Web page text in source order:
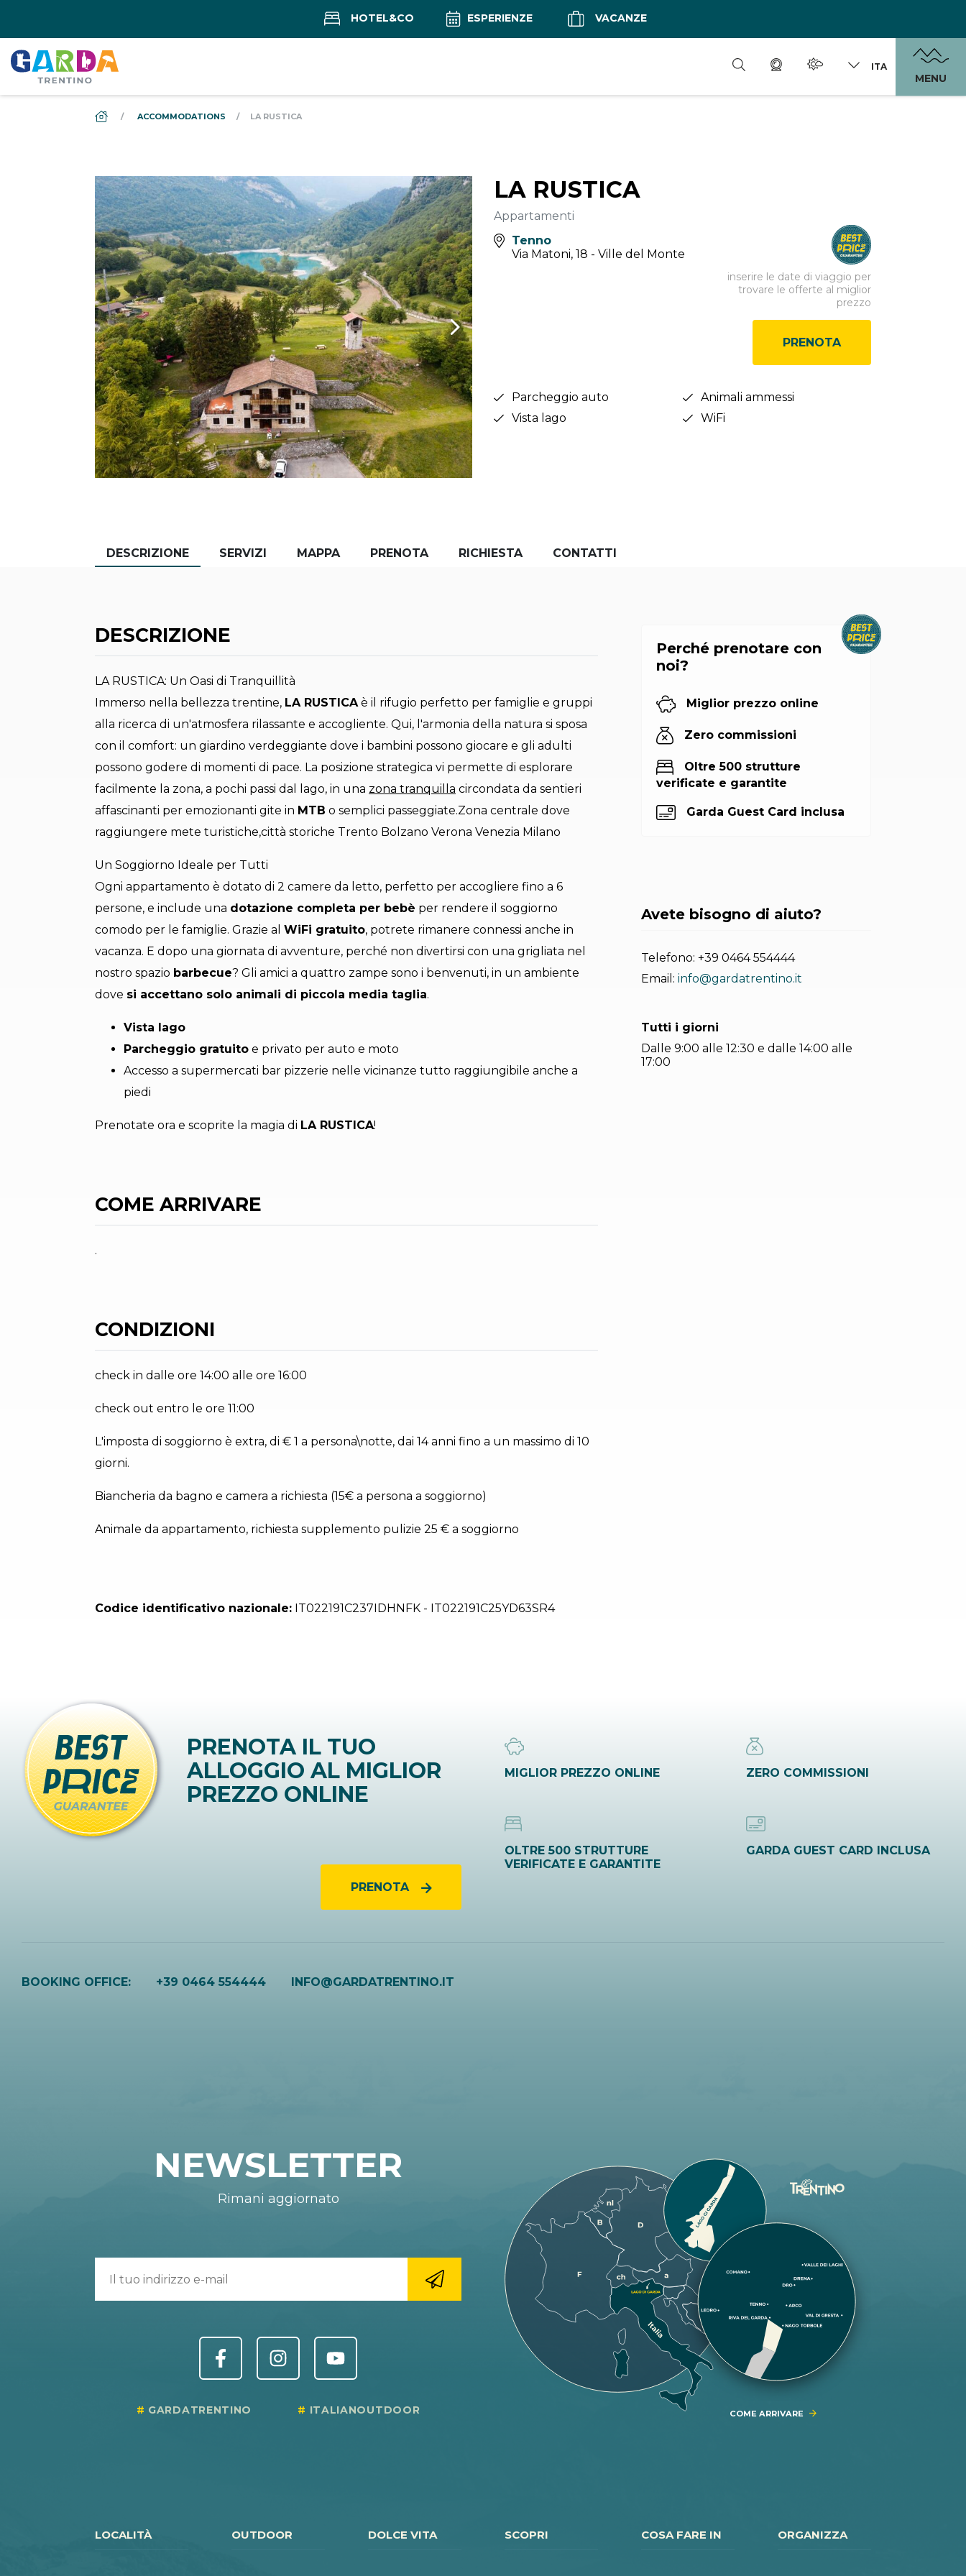
HOTEL&CO ESPERIENZE VACANZE
ITA
MENU
DS_BREADCRUMB.HOME
ACCOMMODATIONS LA RUSTICA
LA RUSTICA
Appartamenti
Tenno
Via Matoni, 18 - Ville del Monte
inserire le date di viaggio per
trovare le offerte al miglior
prezzo
PRENOTA
Parcheggio auto
Animali ammessi
Vista lago
WiFi
DESCRIZIONE SERVIZI MAPPA PRENOTA RICHIESTA CONTATTI
DESCRIZIONE
LA RUSTICA: Un Oasi di Tranquillità
Immerso nella bellezza trentine, LA RUSTICAè il rifugio perfetto per famiglie e gruppi
alla ricerca di un'atmosfera rilassante e accogliente. Qui, l'armonia della natura si sposa
con il comfort: un giardino verdeggiante dove i bambini possono giocare e gli adulti
possono godere di momenti di pace. La posizione strategica vi permette di esplorare
facilmente la zona, a pochi passi dal lago, in una zona tranquilla circondata da sentieri
affascinanti per emozionanti gite in MTB o semplici passeggiate.Zona centrale dove
raggiungere mete turistiche,città storiche Trento Bolzano Verona Venezia Milano
Un Soggiorno Ideale per Tutti
Ogni appartamento è dotato di 2 camere da letto, perfetto per accogliere fino a 6
persone, e include una dotazione completa per bebè per rendere il soggiorno
comodo per le famiglie. Grazie al WiFi gratuito, potrete rimanere connessi anche in
vacanza. E dopo una giornata di avventure, perché non divertirsi con una grigliata nel
nostro spazio barbecue? Gli amici a quattro zampe sono i benvenuti, in un ambiente
dove si accettano solo animali di piccola media taglia.
Vista lago
Parcheggio gratuito e privato per auto e moto
Accesso a supermercati bar pizzerie nelle vicinanze tutto raggiungibile anche a
piedi
Prenotate ora e scoprite la magia di LA RUSTICA!
COME ARRIVARE
.
CONDIZIONI
check in dalle ore 14:00 alle ore 16:00
check out entro le ore 11:00
L'imposta di soggiorno è extra, di € 1 a persona\notte, dai 14 anni fino a un massimo di 10
giorni.
Biancheria da bagno e camera a richiesta (15€ a persona a soggiorno)
Animale da appartamento, richiesta supplemento pulizie 25 € a soggiorno
Codice identificativo nazionale: IT022191C237IDHNFK - IT022191C25YD63SR4
Perché prenotare con
noi?
Miglior prezzo online
Zero commissioni
Oltre 500 strutture
verificate e garantite
Garda Guest Card inclusa
Avete bisogno di aiuto?
Telefono: +39 0464 554444
Email: info@gardatrentino.it
Tutti i giorni
Dalle 9:00 alle 12:30 e dalle 14:00 alle
17:00
PRENOTA IL TUO
ALLOGGIO AL MIGLIOR
PREZZO ONLINE
PRENOTA
MIGLIOR PREZZO ONLINE ZERO COMMISSIONI
OLTRE 500 STRUTTURE
VERIFICATE E GARANTITE
GARDA GUEST CARD INCLUSA
BOOKING OFFICE: +39 0464 554444 INFO@GARDATRENTINO.IT
COME ARRIVARE
NEWSLETTER
Rimani aggiornato
GARDATRENTINO ITALIANOUTDOOR
LOCALITÀ OUTDOOR DOLCE VITA SCOPRI COSA FARE IN ORGANIZZA